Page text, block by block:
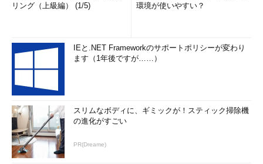
リング（上級編） (1/5)
環境が使いやすい？
IEと.NET Frameworkのサポートポリシーが変わり
ます（1年後ですが……）
スリムなボディに、ギミックが！スティック掃除機
の進化がすごい
PR(Dreame)